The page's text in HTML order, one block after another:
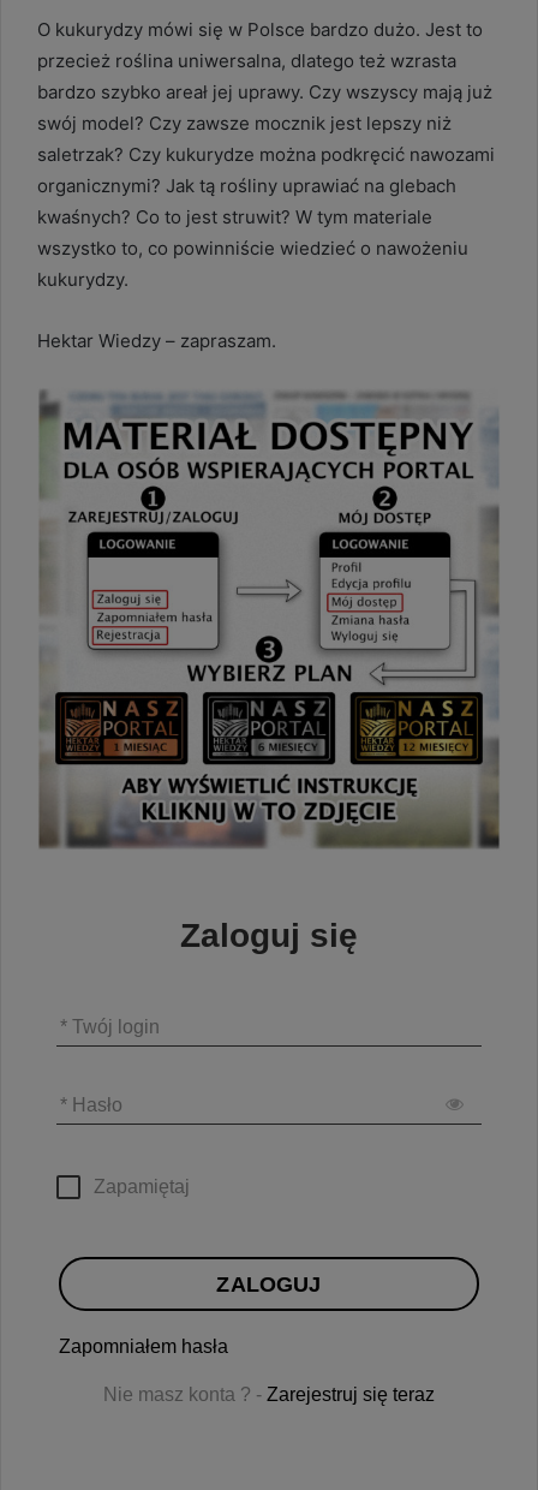
O kukurydzy mówi się w Polsce bardzo dużo. Jest to
przecież roślina uniwersalna, dlatego też wzrasta
bardzo szybko areał jej uprawy. Czy wszyscy mają już
swój model? Czy zawsze mocznik jest lepszy niż
saletrzak? Czy kukurydze można podkręcić nawozami
organicznymi? Jak tą rośliny uprawiać na glebach
kwaśnych? Co to jest struwit? W tym materiale
wszystko to, co powinniście wiedzieć o nawożeniu
kukurydzy.
Hektar Wiedzy – zapraszam.
Zaloguj się
* Twój login
* Hasło
Zapamiętaj
ZALOGUJ
Zapomniałem hasła
Nie masz konta ? - Zarejestruj się teraz